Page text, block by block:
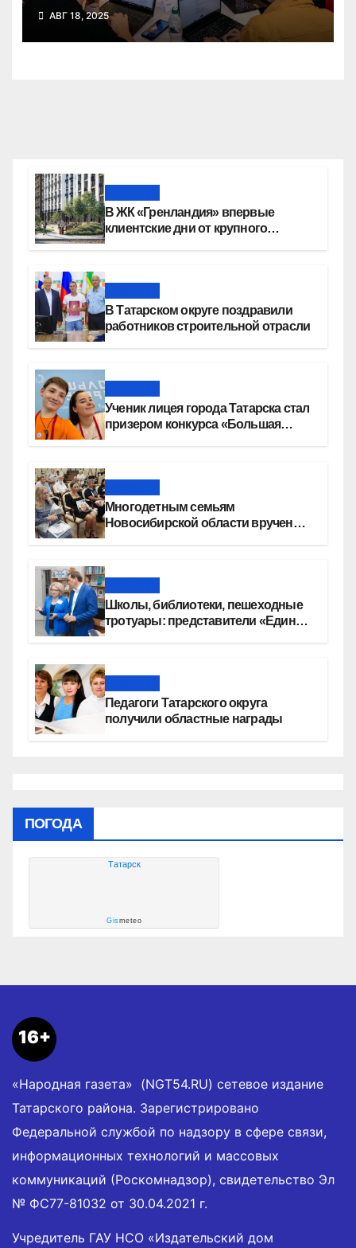
победил в федеральном
конкурсе стартап-студий
АВГ 18, 2025
В ЖК «Гренландия» впервые
клиентские дни от крупного
В Татарском округе поздравили
работников строительной отрасли
Ученик лицея города Татарска стал
призером конкурса «Большая
Многодетным семьям
Новосибирской области вручены
Школы, библиотеки, пешеходные
тротуары: представители «Единой
Педагоги Татарского округа
получили областные награды
ПОГОДА
Татарск
Gismeteo
16+
«Народная газета» (NGT54.RU) сетевое издание
Татарского района. Зарегистрировано
Федеральной службой по надзору в сфере связи,
информационных технологий и массовых
коммуникаций (Роскомнадзор), свидетельство Эл
№ ФС77-81032 от 30.04.2021 г.
Учредитель ГАУ НСО «Издательский дом